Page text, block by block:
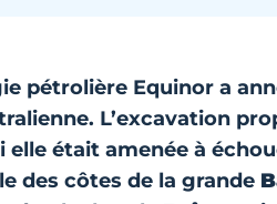
pétrolière Equinor a
L’excavation
était amenée à
des côtes de la grande